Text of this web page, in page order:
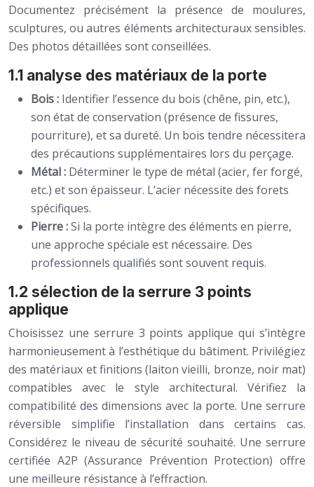
Documentez précisément la présence de moulures,
sculptures, ou autres éléments architecturaux sensibles.
Des photos détaillées sont conseillées.
1.1 analyse des matériaux de la porte
Bois : Identifier l’essence du bois (chêne, pin, etc.),
son état de conservation (présence de fissures,
pourriture), et sa dureté. Un bois tendre nécessitera
des précautions supplémentaires lors du perçage.
Métal : Déterminer le type de métal (acier, fer forgé,
etc.) et son épaisseur. L’acier nécessite des forets
spécifiques.
Pierre :Si la porte intègre des éléments en pierre,
une approche spéciale est nécessaire. Des
professionnels qualifiés sont souvent requis.
1.2 sélection de la serrure 3 points
applique
Choisissez une serrure 3 points applique qui s’intègre
harmonieusement à l’esthétique du bâtiment. Privilégiez
des matériaux et finitions (laiton vieilli, bronze, noir mat)
compatibles avec le style architectural. Vérifiez la
compatibilité des dimensions avec la porte. Une serrure
réversible simplifie l’installation dans certains cas.
Considérez le niveau de sécurité souhaité. Une serrure
certifiée A2P (Assurance Prévention Protection) offre
une meilleure résistance à l’effraction.